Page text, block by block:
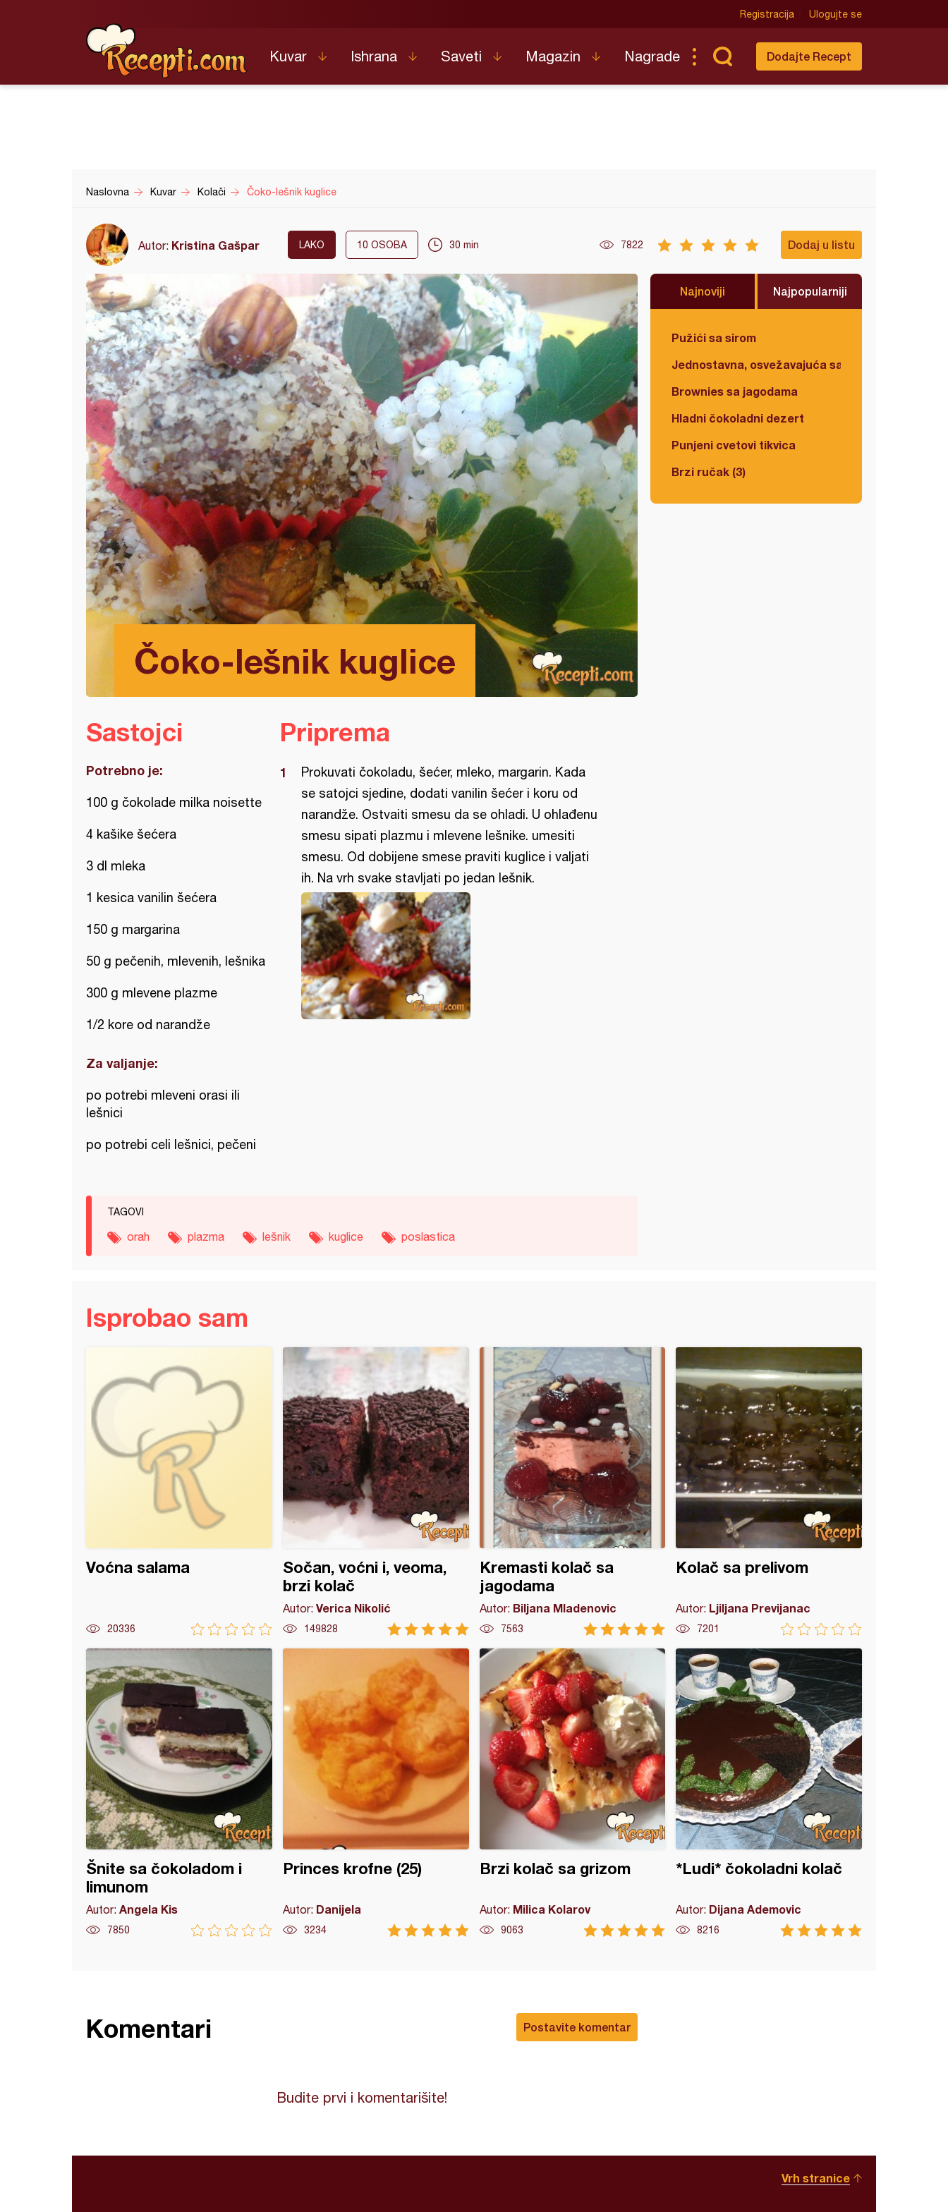
Registracija Ulogujte se
Kuvar Ishrana Saveti Magazin Nagrade Dodajte Recept
Naslovna Kuvar Kolači Čoko-lešnik kuglice
Autor: Kristina Gašpar LAKO 10 OSOBA 30 min 7822 Dodaj u listu
Čoko-lešnik kuglice
Najnoviji Najpopularniji
Pužići sa sirom
Jednostavna, osvežavajuća salata
Brownies sa jagodama
Hladni čokoladni dezert
Punjeni cvetovi tikvica
Brzi ručak (3)
Sastojci
Potrebno je:
100 g čokolade milka noisette
4 kašike šećera
3 dl mleka
1 kesica vanilin šećera
150 g margarina
50 g pečenih, mlevenih, lešnika
300 g mlevene plazme
1/2 kore od narandže
Za valjanje:
po potrebi mleveni orasi ili
lešnici
po potrebi celi lešnici, pečeni
Priprema
Prokuvati čokoladu, šećer, mleko, margarin. Kada
se satojci sjedine, dodati vanilin šećer i koru od
narandže. Ostvaiti smesu da se ohladi. U ohlađenu
smesu sipati plazmu i mlevene lešnike. umesiti
smesu. Od dobijene smese praviti kuglice i valjati
ih. Na vrh svake stavljati po jedan lešnik.
TAGOVI
orah plazma lešnik kuglice poslastica
Isprobao sam
Voćna salama
20336
Sočan, voćni i, veoma,
brzi kolač
Autor: Verica Nikolić
149828
Kremasti kolač sa
jagodama
Autor: Biljana Mladenovic
7563
Kolač sa prelivom
Autor: Ljiljana Previjanac
7201
Šnite sa čokoladom i
limunom
Autor: Angela Kis
7850
Princes krofne (25)
Autor: Danijela
3234
Brzi kolač sa grizom
Autor: Milica Kolarov
9063
*Ludi* čokoladni kolač
Autor: Dijana Ademovic
8216
Postavite komentar
Komentari
Budite prvi i komentarišite!
Vrh stranice